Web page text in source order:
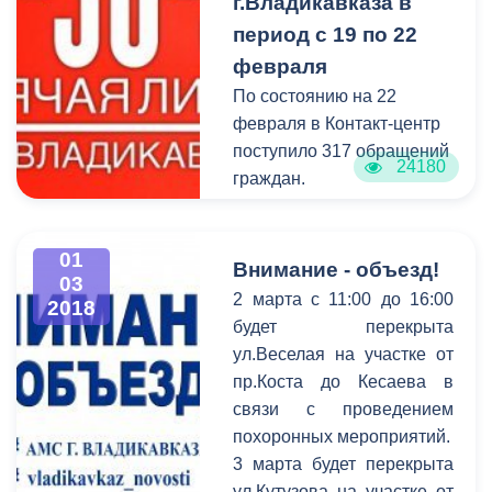
катастрофическим.
Деревья стали
представлять угрозу
жизни для людей,
отдыхающих в парке, в
связи с чем их санитарная
обрезка является
период с 19 по 22
февраля
По состоянию на 22
февраля в Контакт-центр
поступило 317 обращений
граждан.
УАТИ – 4, УБиО – 6,
УТиДС – 1)
Снято с контроля 23
обращений.
За справочной
24180
01
03
2018
Внимание - объезд!
2 марта с 11:00 до 16:00
будет перекрыта
ул.Веселая на участке от
пр.Коста до Кесаева в
связи с проведением
похоронных мероприятий.
3 марта будет перекрыта